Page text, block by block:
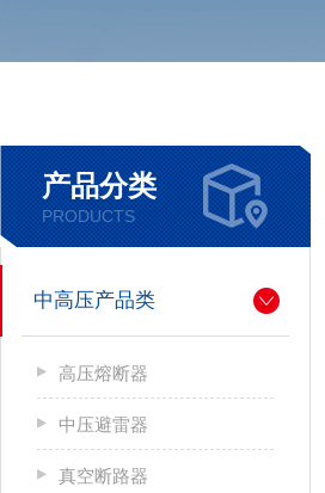
产品分类
PRODUCTS
中高压产品类
高压熔断器
中压避雷器
真空断路器